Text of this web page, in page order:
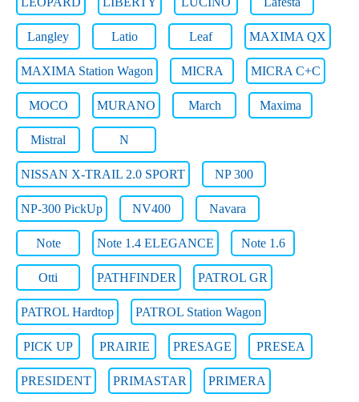
Langley Latio Leaf MAXIMA QX
MAXIMA Station Wagon MICRA MICRA C+C
MOCO MURANO March Maxima
Mistral N
NISSAN X-TRAIL 2.0 SPORT NP 300
NP-300 PickUp NV400 Navara
Note Note 1.4 ELEGANCE Note 1.6
Otti PATHFINDER PATROL GR
PATROL Hardtop PATROL Station Wagon
PICK UP PRAIRIE PRESAGE PRESEA
PRESIDENT PRIMASTAR PRIMERA